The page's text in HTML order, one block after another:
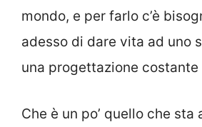
mondo, e per farlo c’è
adesso di dare vita ad uno
una progettazione
Che è un po’ quello che sta